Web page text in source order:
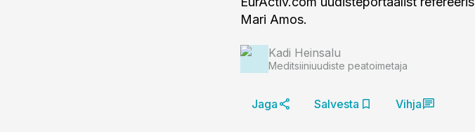
Mari Amos.
Kadi Heinsalu
Meditsiiniuudiste peatoimetaja
Jaga Salvesta Vihja